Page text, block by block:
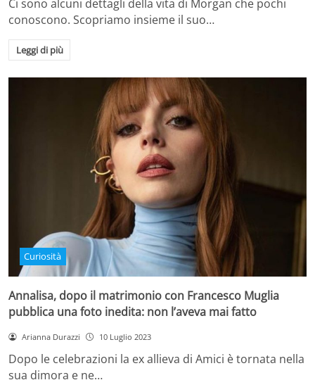
Ci sono alcuni dettagli della vita di Morgan che pochi
conoscono. Scopriamo insieme il suo…
Leggi di più
Curiosità
Annalisa, dopo il matrimonio con Francesco Muglia
pubblica una foto inedita: non l’aveva mai fatto
Arianna Durazzi 10 Luglio 2023
Dopo le celebrazioni la ex allieva di Amici è tornata nella
sua dimora e ne…